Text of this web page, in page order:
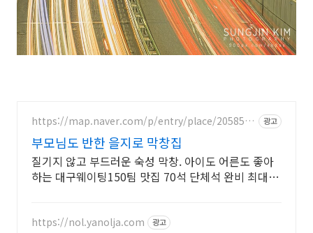
https://map.naver.com/p/entry/place/2058545
광고
부모님도 반한 을지로 막창집
질기지 않고 부드러운 숙성 막창. 아이도 어른도 좋아
하는 대구웨이팅150팀 맛집 70석 단체석 완비 최대
https://nol.yanolja.com 광고